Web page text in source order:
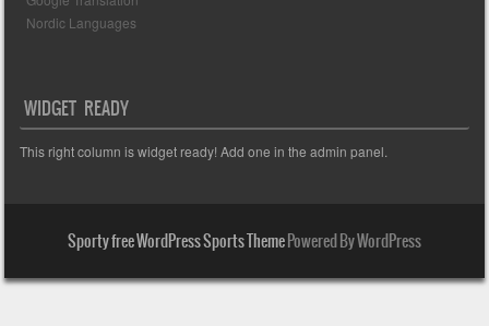
Nordic Languages
WIDGET READY
This right column is widget ready! Add one in the admin panel.
Sporty free WordPress Sports ThemePowered By WordPress